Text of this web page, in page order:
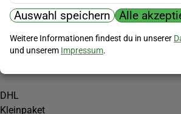
Zahlungsmöglichkeiten
PayPal
Vorkasse
Versand
DHL
Kleinpaket
Auswahl speichern Alle
Weitere Informationen findest du in unserer
und unserem Impressum.